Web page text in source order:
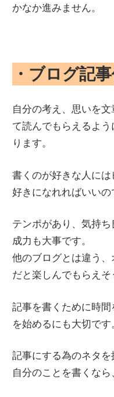
かなか進みません。
・ブログ記
自分の考え、思いを
て読んでもらえるよ
ります。
書くのが好きな人には
好きになれればいいの
テンポがあり、気持
成力も大事です。
他のブログとは違う
だと楽しんでもらえそ
記事を書くために時
を始めるにも大切です
記事にする為のネタを
自分のことを書くなら